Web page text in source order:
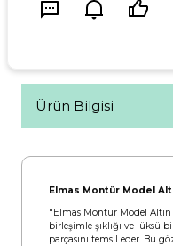
Ürün Bilgisi
Elmas Montür Model
"Elmas Montür Model
birleşimle şıklığı ve lüksü
parçasını temsil eder. Bu